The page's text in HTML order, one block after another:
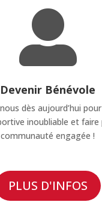

Devenir Bénévole
dès aujourd’hui
inoubliable et faire
communauté engagée !
PLUS D'INFOS